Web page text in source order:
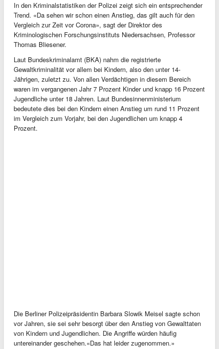
In den Kriminalstatistiken der Polizei zeigt sich ein entsprechender
Trend. «Da sehen wir schon einen Anstieg, das gilt auch für den
Vergleich zur Zeit vor Corona», sagt der Direktor des
Kriminologischen Forschungsinstituts Niedersachsen, Professor
Thomas Bliesener.
Laut Bundeskriminalamt (BKA) nahm die registrierte
Gewaltkriminalität vor allem bei Kindern, also den unter 14-
Jährigen, zuletzt zu. Von allen Verdächtigen in diesem Bereich
waren im vergangenen Jahr 7 Prozent Kinder und knapp 16 Prozent
Jugendliche unter 18 Jahren. Laut Bundesinnenministerium
bedeutete dies bei den Kindern einen Anstieg um rund 11 Prozent
im Vergleich zum Vorjahr, bei den Jugendlichen um knapp 4
Prozent.
Die Berliner Polizeipräsidentin Barbara Slowik Meisel sagte schon
vor Jahren, sie sei sehr besorgt über den Anstieg von Gewalttaten
von Kindern und Jugendlichen. Die Angriffe würden häufig
untereinander geschehen.«Das hat leider zugenommen.»